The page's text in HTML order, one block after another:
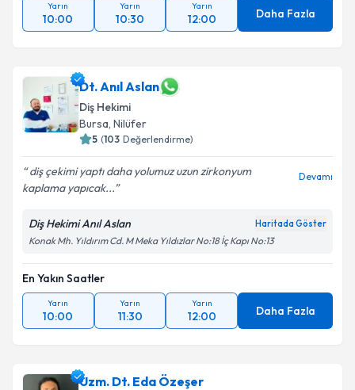
Yarın
10:00
Yarın
10:30
Yarın
12:00 Daha Fazla
Dt. Anıl Aslan
Diş Hekimi
Bursa, Nilüfer
5 (103 Değerlendirme)
diş çekimi yaptı daha yolumuz uzun zirkonyum
kaplama yapıcak...
Devamı
Diş Hekimi Anıl Aslan Haritada Göster
Konak Mh. Yıldırım Cd. M Meka Yıldızlar No:18 İç Kapı No:13
En Yakın Saatler
Yarın
10:00
Yarın
11:30
Yarın
12:00 Daha Fazla
Uzm. Dt. Eda Özeşer